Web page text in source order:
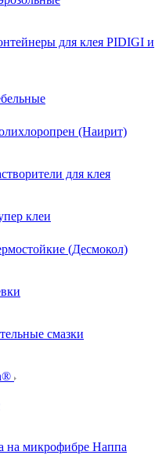
для клея PIDIGI и
(Наирит)
для клея
клеи
(Десмокол)
смазки
на микрофибре Наппа